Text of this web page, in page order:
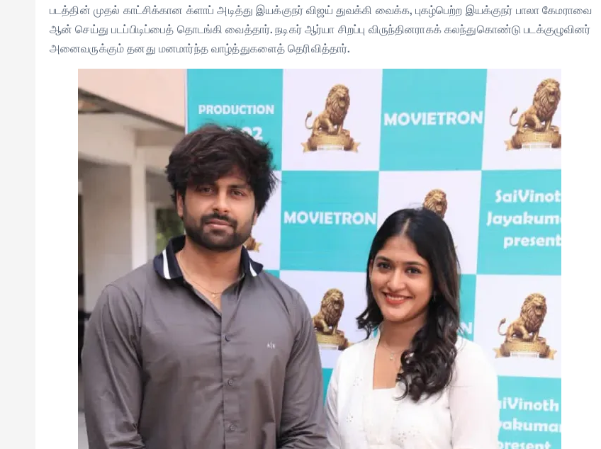
படத்தின் முதல் காட்சிக்கான க்ளாப் அடித்து இயக்குநர் விஜய் துவக்கி வைக்க, புகழ்பெற்ற இயக்குநர் பாலா கேமராவை
ஆன் செய்து படப்பிடிப்பைத் தொடங்கி வைத்தார். நடிகர் ஆர்யா சிறப்பு விருந்தினராகக் கலந்துகொண்டு படக்குழுவினர்
அனைவருக்கும் தனது மனமார்ந்த வாழ்த்துகளைத் தெரிவித்தார்.